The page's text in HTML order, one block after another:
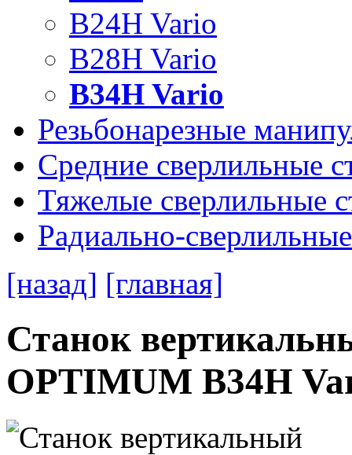
B24H Vario
B28H Vario
B34H Vario
Резьбонарезные
Средние сверлильные
Тяжелые сверлильные
Радиально-
[назад] [главная]
Станок
OPTIMUM B34H